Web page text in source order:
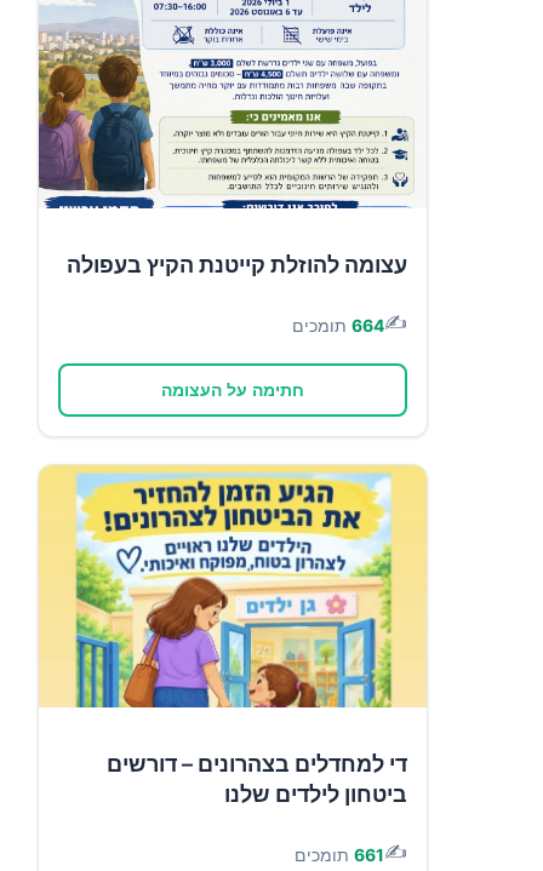
עצומה להוזלת קייטנת הקיץ בעפולה
✍️
664 תומכים
חתימה על העצומה
די למחדלים בצהרונים – דורשים
ביטחון לילדים שלנו
✍️
661 תומכים